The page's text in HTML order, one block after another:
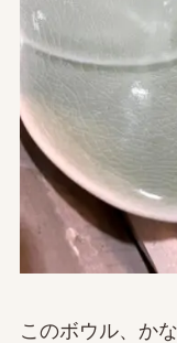
このボウル、か